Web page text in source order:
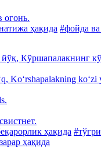
огонь.
ҳақида #фойда ва
Кўршапалакнинг
Ko‘rshapalakning ko‘zi
ҳақида
ҳақида